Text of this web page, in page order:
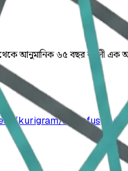
থেকে আনুমানিক ৬৫ বছর বয়সী এক
kurigram/ajpeofusgny7v